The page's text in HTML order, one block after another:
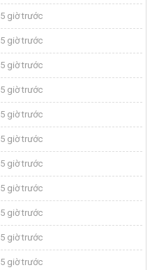
5 giờ trước
5 giờ trước
5 giờ trước
5 giờ trước
5 giờ trước
5 giờ trước
5 giờ trước
5 giờ trước
5 giờ trước
5 giờ trước
5 giờ trước